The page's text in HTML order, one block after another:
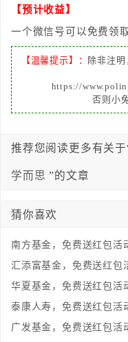
【预计收益】
一个微信号可以免费领
【温馨提示】：
除非注
https://
否则小
推荐您阅读更多有关于
学而思 ”的文章
猜你喜欢
南方基金，免费送红包活
汇添富基金，免费送红包
华夏基金，免费送红包活
泰康人寿，免费送红包活
广发基金，免费送红包活